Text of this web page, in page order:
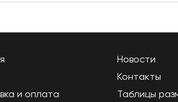
и оплата
Новости
Контакты
Таблицы